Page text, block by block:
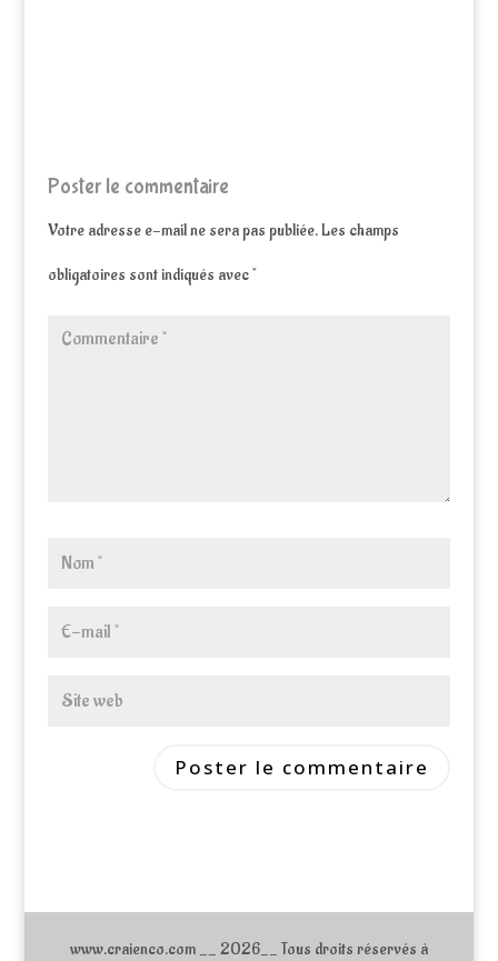
Poster le commentaire
Votre adresse e-mail ne sera pas publiée.Les champs
obligatoires sont indiqués avec*
www.craienco.com __ 2026__ Tous droits réservés à